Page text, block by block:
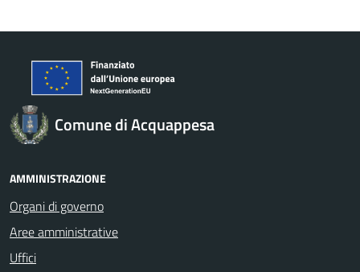
Comune di Acquappesa
AMMINISTRAZIONE
Organi di governo
Aree amministrative
Uffici